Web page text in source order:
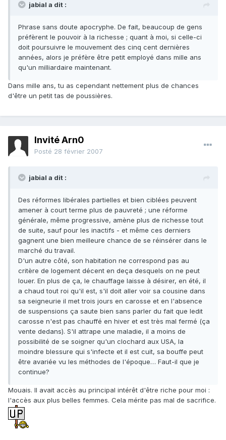
jabial a dit :
Phrase sans doute apocryphe. De fait, beaucoup de gens
préfèrent le pouvoir à la richesse ; quant à moi, si celle-ci
doit poursuivre le mouvement des cinq cent dernières
années, alors je préfère être petit employé dans mille ans
qu'un milliardaire maintenant.
Dans mille ans, tu as cependant nettement plus de chances
d'être un petit tas de poussières.
Invité Arn0
Posté 28 février 2007
jabial a dit :
Des réformes libérales partielles et bien ciblées peuvent
amener à court terme plus de pauvreté ; une réforme
générale, même progressive, amène plus de richesse tout
de suite, sauf pour les inactifs - et même ces derniers
gagnent une bien meilleure chance de se réinsérer dans le
marché du travail.
D'un autre côté, son habitation ne correspond pas au
critère de logement décent en deça desquels on ne peut
louer. En plus de ça, le chauffage laisse à désirer, en été, il
a chaud tout roi qu'il est, s'il doit aller voir sa cousine dans
sa seigneurie il met trois jours en carosse et en l'absence
de suspensions ça saute bien sans parler du fait que ledit
carosse n'est pas chauffé en hiver et est très mal fermé (ça
vente dedans). S'il attrape une maladie, il a moins de
possibilité de se soigner qu'un clochard aux USA, la
moindre blessure qui s'infecte et il est cuit, sa bouffe peut
être avariée vu les méthodes de l'époque… Faut-il que je
continue?
Mouais. Il avait accès au principal intérêt d'être riche pour moi :
l'accès aux plus belles femmes. Cela mérite pas mal de sacrifice.